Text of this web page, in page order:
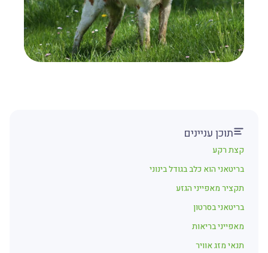
תוכן עניינים
קצת רקע
בריטאני הוא כלב בגודל בינוני
תקציר מאפייני הגזע
בריטאני בסרטון
מאפייני בריאות
תנאי מזג אוויר